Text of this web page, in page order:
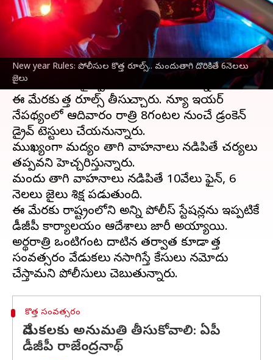
New year Rules: పోలీసుల కొత్త రూల్స్.. మందుతాగి దొరికితే 6నెలలు
జైలు
వ్రాసిన వారు Stalin Dec 31, 2023 06:52 pm
ఈ వార్తాకథనం ఏంటి
కొత్త సంవత్సరం వేళ..తెలంగాణపోలీసులు
మందుబాబులపై స్పెషల్ ఫోకస్ పెడుతున్నారు.
ఈ మేరకు కొత్త రూల్స్ తీసుకొచ్చారు. న్యూ ఇయర్
నేపథ్యంలో ఆదివారం రాత్రి 8గంటల నుంచే డ్రంకెన్
డ్రైవ్ టెస్టులు చేయనున్నారు.
ముఖ్యంగా మద్యం తాగి వాహనాలు నడిపితే చర్యలు
తప్పవని హెచ్చరిస్తున్నారు.
మందు తాగి వాహనాలు నడిపితే 10వేలు ఫైన్, 6
నెలలు జైలు శిక్ష పడుతుంది.
ఈ మేరకు రాష్ట్రంలోని అన్ని పోలీస్ స్టేషన్లను ఇప్పటికే
డీజీపీ కార్యాలయం ఆదేశాలు జారీ అయ్యాయి.
అర్థరాత్రి ఒంటిగంట దాటిన తర్వాత కూడా కొత్త
సంవత్సరం వేడుకలు కొనసాగిస్తే కేసులు నమోదు
కొత్త సంవత్సరం
వేడుకలకు అనుమతి తీసుకోవాలి: ఏపీ
డీజీపీ రాజేంద్రనాథ్